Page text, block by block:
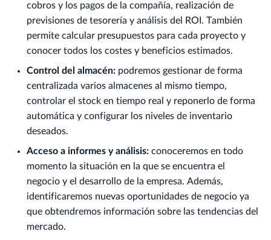
cobros y los pagos de la compañía, realización de
previsiones de tesorería y análisis del ROI. También
permite calcular presupuestos para cada proyecto y
conocer todos los costes y beneficios estimados.
Control del almacén: podremos gestionar de forma
centralizada varios almacenes al mismo tiempo,
controlar el stock en tiempo real y reponerlo de forma
automática y configurar los niveles de inventario
deseados.
Acceso a informes y análisis: conoceremos en todo
momento la situación en la que se encuentra el
negocio y el desarrollo de la empresa. Además,
identificaremos nuevas oportunidades de negocio ya
que obtendremos información sobre las tendencias del
mercado.